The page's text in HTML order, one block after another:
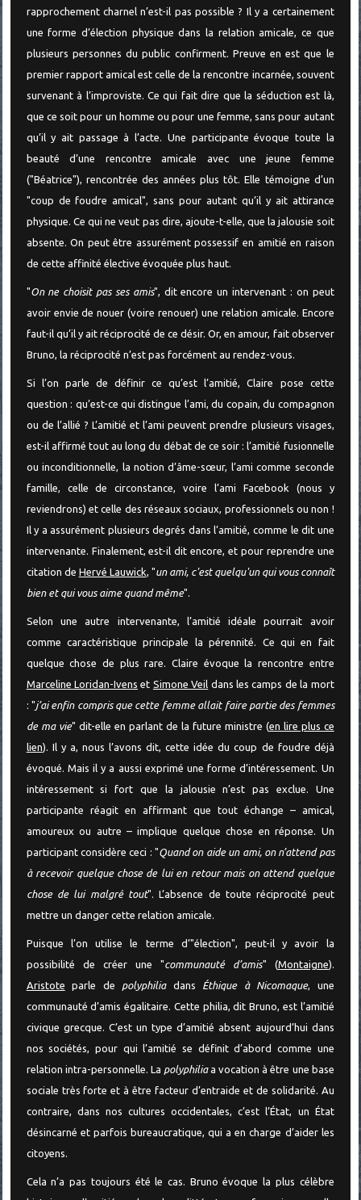
rapprochement charnel n’est-il pas possible ? Il y a certainement
une forme d’élection physique dans la relation amicale, ce que
plusieurs personnes du public confirment. Preuve en est que le
premier rapport amical est celle de la rencontre incarnée, souvent
survenant à l’improviste. Ce qui fait dire que la séduction est là,
que ce soit pour un homme ou pour une femme, sans pour autant
qu’il y ait passage à l’acte. Une participante évoque toute la
beauté d’une rencontre amicale avec une jeune femme
("Béatrice"), rencontrée des années plus tôt. Elle témoigne d’un
"coup de foudre amical", sans pour autant qu’il y ait attirance
physique. Ce qui ne veut pas dire, ajoute-t-elle, que la jalousie soit
absente. On peut être assurément possessif en amitié en raison
de cette affinité élective évoquée plus haut.
"On ne choisit pas ses amis", dit encore un intervenant : on peut
avoir envie de nouer (voire renouer) une relation amicale. Encore
faut-il qu’il y ait réciprocité de ce désir. Or, en amour, fait observer
Bruno, la réciprocité n’est pas forcément au rendez-vous.
Si l’on parle de définir ce qu’est l’amitié, Claire pose cette
question : qu’est-ce qui distingue l’ami, du copain, du compagnon
ou de l’allié ? L’amitié et l’ami peuvent prendre plusieurs visages,
est-il affirmé tout au long du débat de ce soir : l’amitié fusionnelle
ou inconditionnelle, la notion d’âme-sœur, l’ami comme seconde
famille, celle de circonstance, voire l’ami Facebook (nous y
reviendrons) et celle des réseaux sociaux, professionnels ou non !
Il y a assurément plusieurs degrés dans l’amitié, comme le dit une
intervenante. Finalement, est-il dit encore, et pour reprendre une
citation de Hervé Lauwick, "un ami, c'est quelqu'un qui vous connaît
bien et qui vous aime quand même".
Selon une autre intervenante, l’amitié idéale pourrait avoir
comme caractéristique principale la pérennité. Ce qui en fait
quelque chose de plus rare. Claire évoque la rencontre entre
Marceline Loridan-Ivens et Simone Veil dans les camps de la mort
: "j’ai enfin compris que cette femme allait faire partie des femmes
de ma vie" dit-elle en parlant de la future ministre (en lire plus ce
lien). Il y a, nous l’avons dit, cette idée du coup de foudre déjà
évoqué. Mais il y a aussi exprimé une forme d’intéressement. Un
intéressement si fort que la jalousie n’est pas exclue. Une
participante réagit en affirmant que tout échange – amical,
amoureux ou autre – implique quelque chose en réponse. Un
participant considère ceci : "Quand on aide un ami, on n’attend pas
à recevoir quelque chose de lui en retour mais on attend quelque
chose de lui malgré tout". L’absence de toute réciprocité peut
mettre un danger cette relation amicale.
Puisque l’on utilise le terme d’"élection", peut-il y avoir la
possibilité de créer une "communauté d’amis" (Montaigne).
Aristote parle de polyphiliadans Éthique à Nicomaque, une
communauté d’amis égalitaire. Cette philia, dit Bruno, est l’amitié
civique grecque. C’est un type d’amitié absent aujourd’hui dans
nos sociétés, pour qui l’amitié se définit d’abord comme une
relation intra-personnelle. La polyphiliaa vocation à être une base
sociale très forte et à être facteur d’entraide et de solidarité. Au
contraire, dans nos cultures occidentales, c’est l’État, un État
désincarné et parfois bureaucratique, qui a en charge d’aider les
citoyens.
Cela n’a pas toujours été le cas. Bruno évoque la plus célèbre